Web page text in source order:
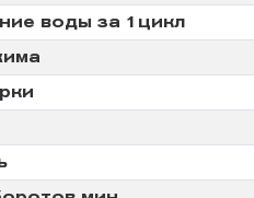
воды за 1цикл